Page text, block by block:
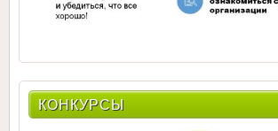
КОНКУРСЫ